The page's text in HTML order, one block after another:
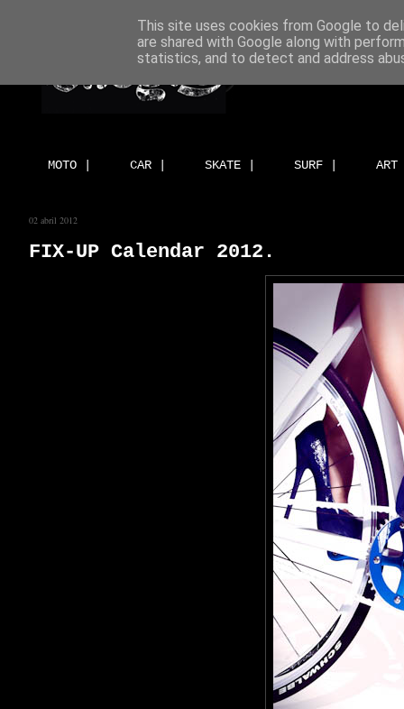
MOTO | CAR | SKATE | SURF |
02 abril 2012
FIX-UP Calendar 2012.
This site uses cookies from Google to
are shared with Google along with
statistics, and to detect and address